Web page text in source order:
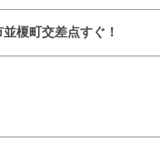
榎町交差点すぐ！